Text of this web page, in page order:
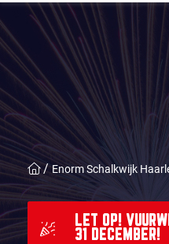
Enorm Schalkwijk
LET OP!
31 DECEMBER!